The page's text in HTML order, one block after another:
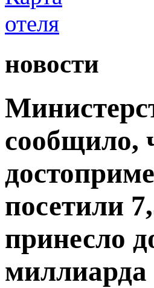
новости
сообщило,
посетили
принесло